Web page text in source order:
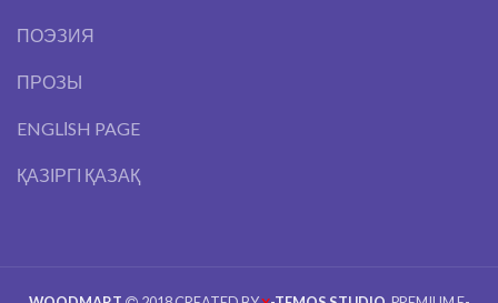
ПОЭЗИЯ
ПРОЗЫ
ENGLІSH PAGE
ҚАЗІРГІ ҚАЗАҚ